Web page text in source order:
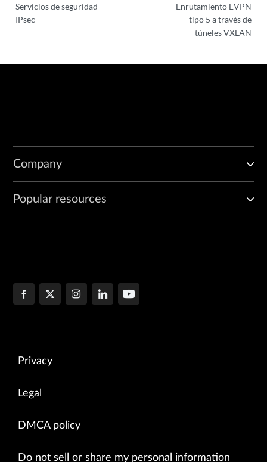
Servicios de seguridad
IPsec
Enrutamiento EVPN
tipo 5 a través de
túneles VXLAN
Company
Popular resources
Privacy
Legal
DMCA policy
Do not sell or share my personal information